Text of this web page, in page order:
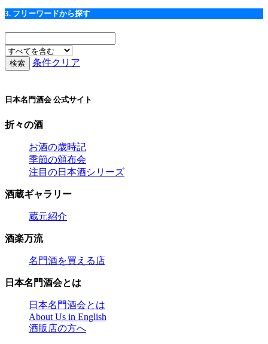
3. フリーワードから探す
条件クリア
日本名門酒会 公式サイト
折々の酒
お酒の歳時記
季節の頒布会
注目の日本酒シリーズ
酒蔵ギャラリー
蔵元紹介
酒楽万流
名門酒を買える店
日本名門酒会とは
日本名門酒会とは
About Us in English
酒販店の方へ